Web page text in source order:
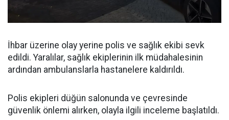
İhbar üzerine olay yerine polis ve sağlık ekibi sevk
edildi. Yaralılar, sağlık ekiplerinin ilk müdahalesinin
ardından ambulanslarla hastanelere kaldırıldı.
Polis ekipleri düğün salonunda ve çevresinde
güvenlik önlemi alırken, olayla ilgili inceleme başlatıldı.